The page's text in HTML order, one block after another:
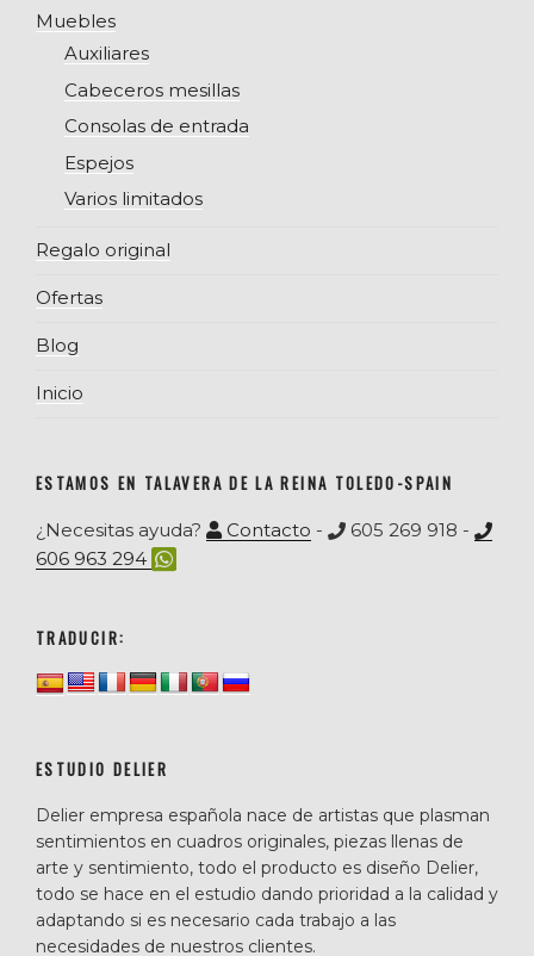
Muebles
Auxiliares
Cabeceros mesillas
Consolas de entrada
Espejos
Varios limitados
Regalo original
Ofertas
Blog
Inicio
ESTAMOS EN TALAVERA DE LA REINA TOLEDO-SPAIN
¿Necesitas ayuda? Contacto -
605 269 918 -
606 963 294
TRADUCIR:
ESTUDIO DELIER
Delier empresa española nace de artistas que plasman
sentimientos en cuadros originales, piezas llenas de
arte y sentimiento, todo el producto es diseño Delier,
todo se hace en el estudio dando prioridad a la calidad y
adaptando si es necesario cada trabajo a las
necesidades de nuestros clientes.